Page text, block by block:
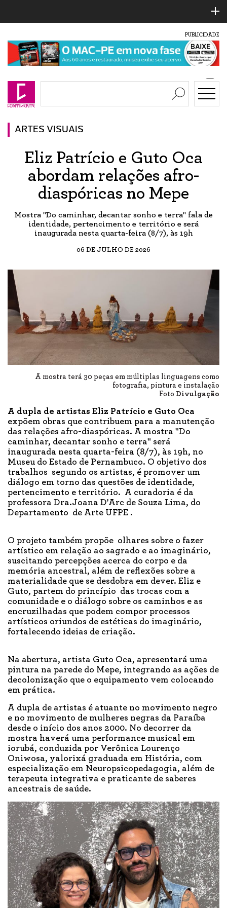
PUBLICIDADE
ARTES VISUAIS
Eliz Patrício e Guto Oca
abordam relações afro-
diaspóricas no Mepe
Mostra "Do caminhar, decantar sonho e terra" fala de
identidade, pertencimento e território e será
inaugurada nesta quarta-feira (8/7), às 19h
06 DE JULHO DE 2026
A mostra terá 30 peças em múltiplas linguagens como
fotografia, pintura e instalação
Foto Divulgação
A dupla de artistas Eliz Patrício e Guto Oca
expõem obras que contribuem para a manutenção
das relações afro-diaspóricas. A mostra "Do
caminhar, decantar sonho e terra" será
inaugurada nesta quarta-feira (8/7), às 19h, no
Museu do Estado de Pernambuco. O objetivo dos
trabalhos segundo os artistas, é promover um
diálogo em torno das questões de identidade,
pertencimento e território. A curadoria é da
professora Dra.Joana D'Arc de Souza Lima, do
Departamento de Arte UFPE .
O projeto também propõe olhares sobre o fazer
artístico em relação ao sagrado e ao imaginário,
suscitando percepções acerca do corpo e da
memória ancestral, além de reflexões sobre a
materialidade que se desdobra em dever. Eliz e
Guto, partem do princípio das trocas com a
comunidade e o diálogo sobre os caminhos e as
encruzilhadas que podem compor processos
artísticos oriundos de estéticas do imaginário,
fortalecendo ideias de criação.
Na abertura, artista Guto Oca, apresentará uma
pintura na parede do Mepe, integrando as ações de
decolonização que o equipamento vem colocando
em prática.
A dupla de artistas é atuante no movimento negro
e no movimento de mulheres negras da Paraíba
desde o início dos anos 2000. No decorrer da
mostra haverá uma performance musical em
iorubá, conduzida por Verônica Lourenço
Oniwosa, yalorixá graduada em História, com
especialização em Neuropsicopedagogia, além de
terapeuta integrativa e praticante de saberes
ancestrais de saúde.